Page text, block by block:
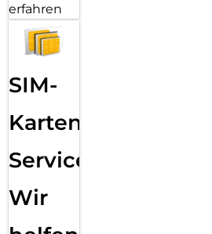
erfahren
SIM-
Karten
Service:
Wir